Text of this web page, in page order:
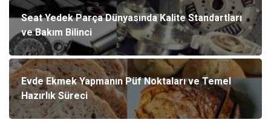
Seat Yedek Parça Dünyasında Kalite Standartları
ve Bakım Bilinci
Evde Ekmek Yapmanın Püf Noktaları ve Temel
Hazırlık Süreci